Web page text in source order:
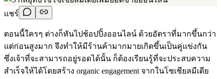
แชร์
ตอนนี้ใครๆ ต่างก็หันไปช้อปปิ้งออนไลน์ ด้วยอัตราที่มากขึ้นกว่า
แต่ก่อนสูงมาก จึงทำให้มีร้านค้ามากมายเกิดขึ้นเป็นคู่แข่งกัน
ซึ่งเจ้าที่จะสามารถอยู่รอดได้นั้น ก็ต้องเรียนรู้ที่จะประสบความ
สำเร็จให้ได้โดยสร้าง organic engagement จากในโซเชียลมีเดีย